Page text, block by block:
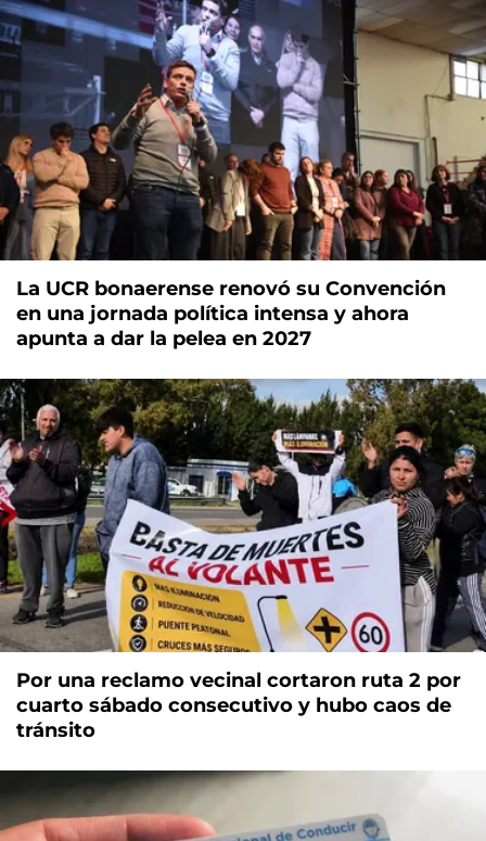
La UCR bonaerense renovó su Convención
en una jornada política intensa y ahora
apunta a dar la pelea en 2027
Por una reclamo vecinal cortaron ruta 2 por
cuarto sábado consecutivo y hubo caos de
tránsito